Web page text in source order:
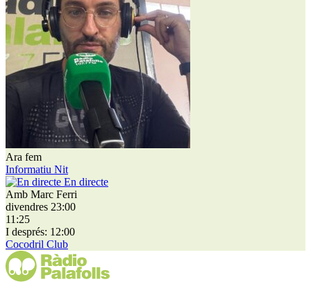
Ara fem
Informatiu Nit
En directe
Amb Marc Ferri
divendres 23:00
11:25
I després: 12:00
Cocodril Club